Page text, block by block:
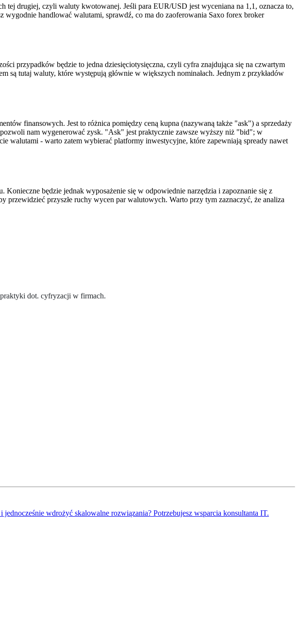
tej drugiej, czyli waluty kwotowanej. Jeśli para EUR/USD jest wyceniana na 1,1, oznacza to,
wygodnie handlować walutami, sprawdź, co ma do zaoferowania Saxo forex broker
przypadków będzie to jedna dziesięciotysięczna, czyli cyfra znajdująca się na czwartym
są tutaj waluty, które występują głównie w większych nominałach. Jednym z przykładów
finansowych. Jest to różnica pomiędzy ceną kupna (nazywaną także "ask") a sprzedaży
nam wygenerować zysk. "Ask" jest praktycznie zawsze wyższy niż "bid"; w
walutami - warto zatem wybierać platformy inwestycyjne, które zapewniają spready nawet
będzie jednak wyposażenie się w odpowiednie narzędzia i zapoznanie się z
przyszłe ruchy wycen par walutowych. Warto przy tym zaznaczyć, że analiza
dot. cyfryzacji w firmach.
wdrożyć skalowalne rozwiązania? Potrzebujesz wsparcia konsultanta IT.